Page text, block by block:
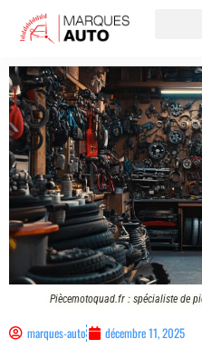
Piècemotoquad.fr : spécialiste de
marques-auto décembre 11, 2025